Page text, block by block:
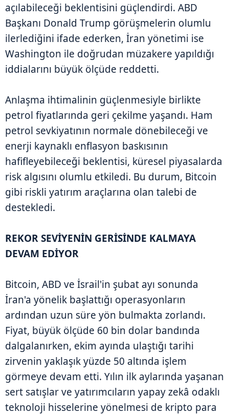
açılabileceği beklentisini güçlendirdi. ABD
Başkanı Donald Trump görüşmelerin olumlu
ilerlediğini ifade ederken, İran yönetimi ise
Washington ile doğrudan müzakere yapıldığı
iddialarını büyük ölçüde reddetti.
Anlaşma ihtimalinin güçlenmesiyle birlikte
petrol fiyatlarında geri çekilme yaşandı. Ham
petrol sevkiyatının normale dönebileceği ve
enerji kaynaklı enflasyon baskısının
hafifleyebileceği beklentisi, küresel piyasalarda
risk algısını olumlu etkiledi. Bu durum, Bitcoin
gibi riskli yatırım araçlarına olan talebi de
destekledi.
REKOR SEVİYENİN GERİSİNDE KALMAYA
DEVAM EDİYOR
Bitcoin, ABD ve İsrail'in şubat ayı sonunda
İran'a yönelik başlattığı operasyonların
ardından uzun süre yön bulmakta zorlandı.
Fiyat, büyük ölçüde 60 bin dolar bandında
dalgalanırken, ekim ayında ulaştığı tarihi
zirvenin yaklaşık yüzde 50 altında işlem
görmeye devam etti. Yılın ilk aylarında yaşanan
sert satışlar ve yatırımcıların yapay zekâ odaklı
teknoloji hisselerine yönelmesi de kripto para